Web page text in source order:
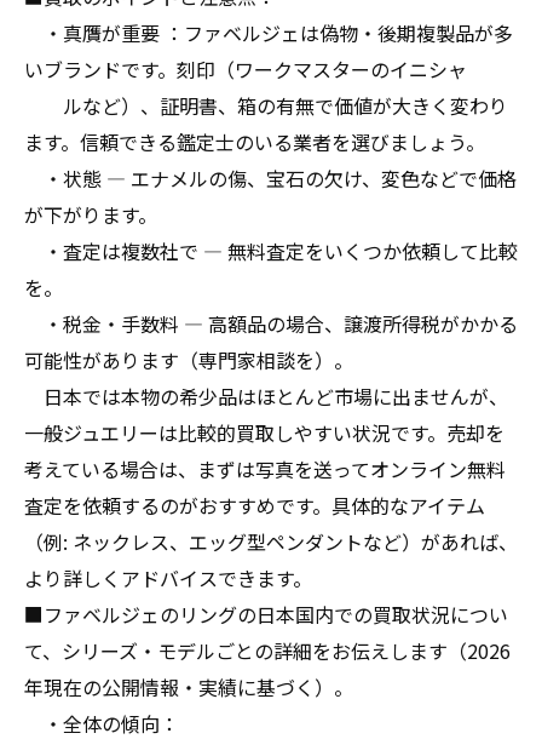
・真贋が重要 ：ファベルジェは偽物・後期複製品が多
いブランドです。刻印（ワークマスターのイニシャ
ルなど）、証明書、箱の有無で価値が大きく変わり
ます。信頼できる鑑定士のいる業者を選びましょう。
・状態 — エナメルの傷、宝石の欠け、変色などで価格
が下がります。
・査定は複数社で — 無料査定をいくつか依頼して比較
を。
・税金・手数料 — 高額品の場合、譲渡所得税がかかる
可能性があります（専門家相談を）。
日本では本物の希少品はほとんど市場に出ませんが、
一般ジュエリーは比較的買取しやすい状況です。売却を
考えている場合は、まずは写真を送ってオンライン無料
査定を依頼するのがおすすめです。具体的なアイテム
（例: ネックレス、エッグ型ペンダントなど）があれば、
より詳しくアドバイスできます。
■ファベルジェのリングの日本国内での買取状況につい
て、シリーズ・モデルごとの詳細をお伝えします（2026
年現在の公開情報・実績に基づく）。
・全体の傾向：